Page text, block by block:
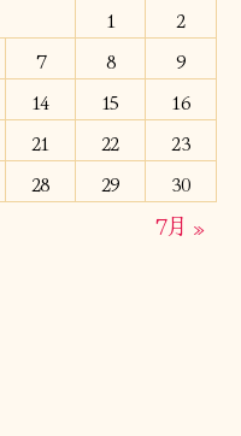
1
2
7 8
9
14 15
16
21 22
23
28 29 30
7月 »